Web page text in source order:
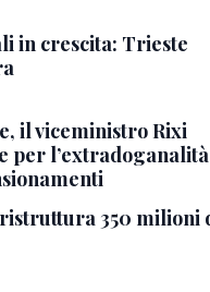
in crescita: Trieste
il viceministro Rixi
per
350 milioni